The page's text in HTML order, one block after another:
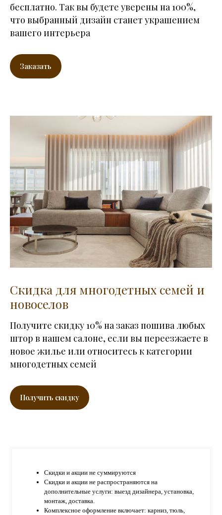
бесплатно. Так вы будете уверены на 100%,
что выбранный дизайн станет украшением
вашего интерьера
Заказать
Скидка для многодетных семей и
новоселов
Получите скидку 10% на заказ пошива любых
штор в нашем салоне, если вы переезжаете в
новое жилье или относитесь к категории
многодетных семей
Получить скидку
Скидки и акции не суммируются
Скидки и акции не распространяются на
дополнительные услуги: выезд дизайнера, установка,
монтаж, доставка.
Комплексное оформление включает: карниз, тюль,